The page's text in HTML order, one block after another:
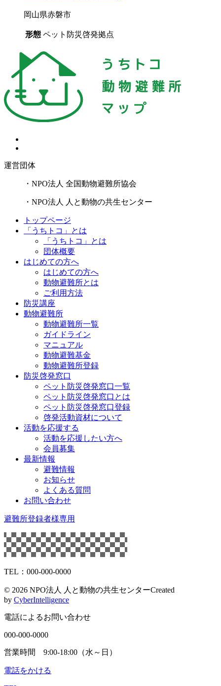
岡山県赤磐市
形態 ペット防災啓発拠点
運営団体
・NPO法人 全国動物避難所協会
・NPO法人 人と動物の共生センター
トップページ
「うちトコ」とは
「うちトコ」とは
団体概要
はじめての方へ
はじめての方へ
動物避難所とは
ご利用方法
防災講座
動物避難所
動物避難所一覧
ガイドライン
マニュアル
動物避難基金
動物避難所登録
防災啓発窓口
ペット防災啓発窓口一覧
ペット防災啓発窓口とは
ペット防災啓発窓口登録
啓発活動資材について
活動を応援する
活動を応援したい方へ
会員募集
最新情報
避難情報
お知らせ
よくある質問
お問い合わせ
避難所登録者様専用
TEL：000-000-0000
© 2026 NPO法人 人と動物の共生センターCreated
by CyberIntelligence
電話によるお問い合わせ
000-000-0000
営業時間 9:00-18:00（水～日）
電話をかける